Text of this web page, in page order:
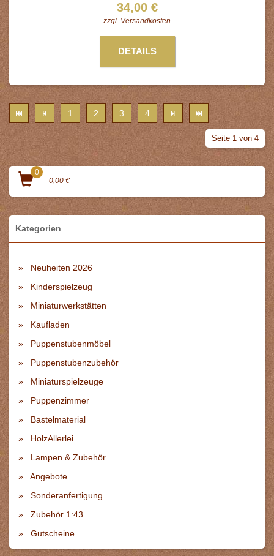
34,00 €
zzgl. Versandkosten
DETAILS
1 2 3 4
Seite 1 von 4
0
0,00 €
Kategorien
Neuheiten 2026
Kinderspielzeug
Miniaturwerkstätten
Kaufladen
Puppenstubenmöbel
Puppenstubenzubehör
Miniaturspielzeuge
Puppenzimmer
Bastelmaterial
HolzAllerlei
Lampen & Zubehör
Angebote
Sonderanfertigung
Zubehör 1:43
Gutscheine